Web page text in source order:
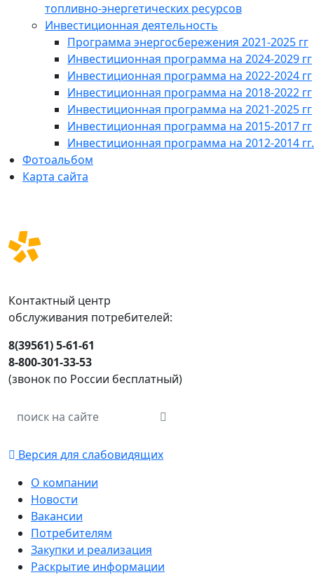
топливно-энергетических ресурсов
Инвестиционная деятельность
Программа энергосбережения 2021-2025 гг
Инвестиционная программа на 2024-2029 гг
Инвестиционная программа на 2022-2024 гг
Инвестиционная программа на 2018-2022 гг
Инвестиционная программа на 2021-2025 гг
Инвестиционная программа на 2015-2017 гг
Инвестиционная программа на 2012-2014 гг.
Фотоальбом
Карта сайта
Контактный центр
обслуживания потребителей:
8(39561) 5-61-61
8-800-301-33-53
(звонок по России бесплатный)
Версия для слабовидящих
О компании
Новости
Вакансии
Потребителям
Закупки и реализация
Раскрытие информации